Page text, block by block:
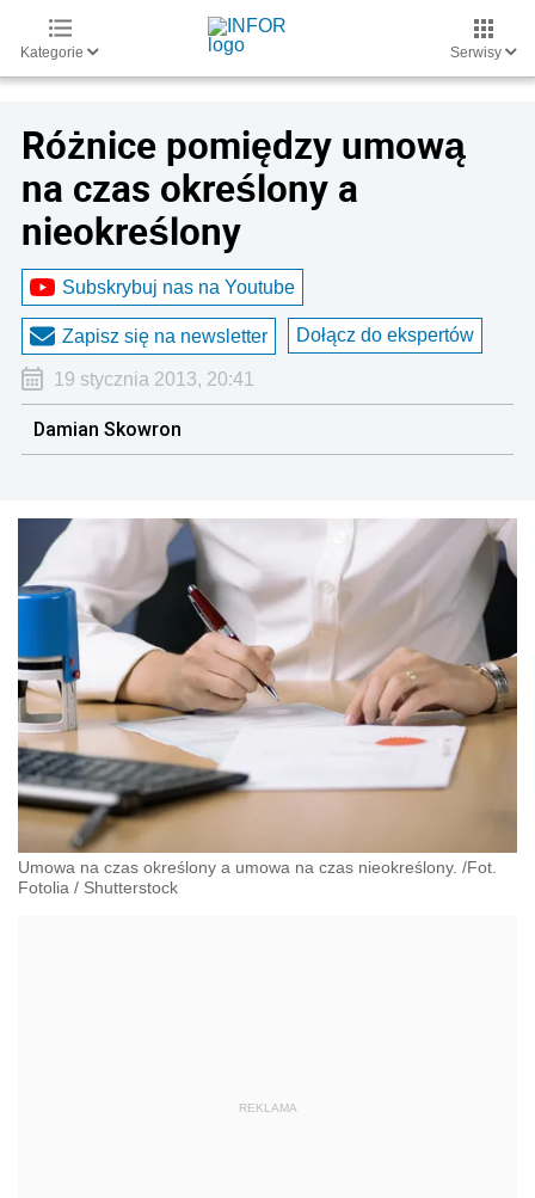
Kategorie Serwisy
Różnice pomiędzy umową
na czas określony a
nieokreślony
Subskrybuj nas na Youtube
Zapisz się na newsletter Dołącz do ekspertów
19 stycznia 2013, 20:41
Damian Skowron
Umowa na czas określony a umowa na czas nieokreślony. /Fot.
Fotolia / Shutterstock